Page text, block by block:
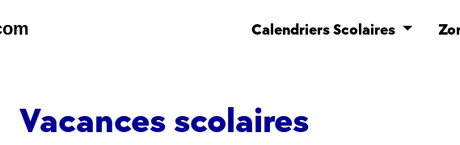
Calendriers Scolaires
Vacances scolaires